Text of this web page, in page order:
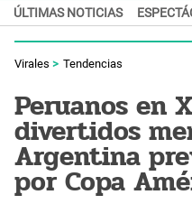
ÚLTIMAS NOTICIAS
Virales Tendencias
Peruanos en
divertidos
Argentina
por Copa